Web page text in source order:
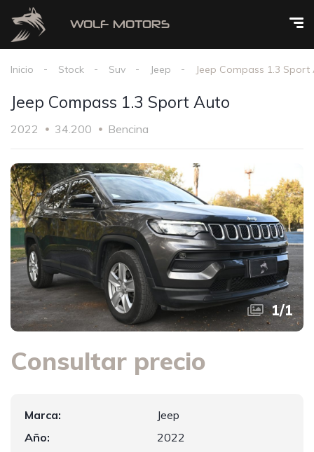
Inicio Stock Suv Jeep Jeep Compass 1.3 Sport
Jeep Compass 1.3 Sport Auto
2022 34.200 Bencina
1/1
Consultar precio
Marca:
Jeep
Año:
2022